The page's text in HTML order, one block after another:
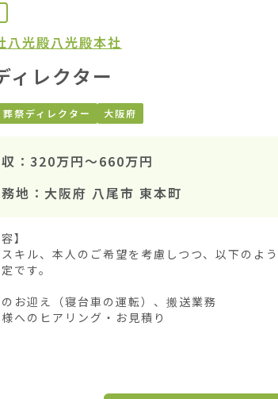
八光殿八光殿本社
ィレクター
葬祭ディレクター 大阪府
： 320万円〜660万円
地： 大阪府 八尾市 東本町
】
キル、本人のご希望を考慮しつつ、以下のよ
です。
お迎え（寝台車の運転）、搬送業務
へのヒアリング・お見積り